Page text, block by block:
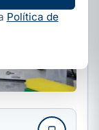
Política de